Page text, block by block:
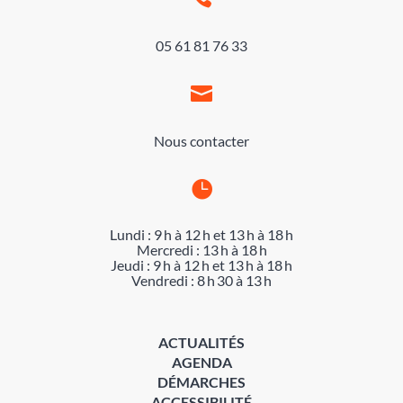
05 61 81 76 33

Nous contacter

Lundi : 9 h à 12 h et 13 h à 18 h
Mercredi : 13 h à 18 h
Jeudi : 9 h à 12 h et 13 h à 18 h
Vendredi : 8 h 30 à 13 h
ACTUALITÉS
AGENDA
DÉMARCHES